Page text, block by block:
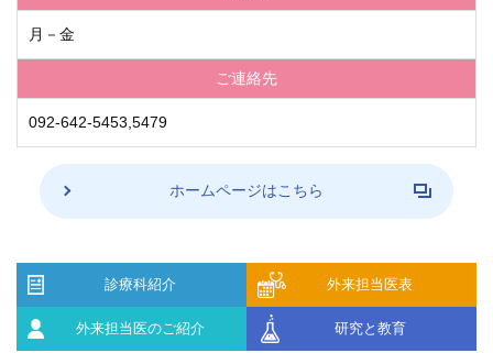
ご意見
採用情報
内視鏡外科手術
最新の歯科治療
月－金
ご連絡先
092-642-5453,5479
ホームページはこちら
診療科紹介 外来担当医表
外来担当医のご紹介 研究と教育